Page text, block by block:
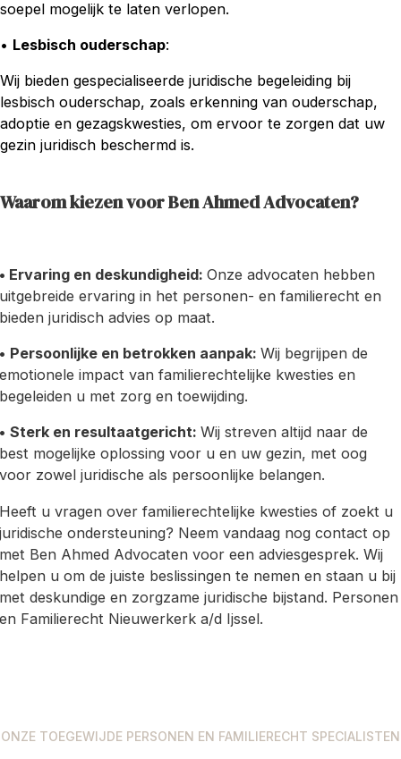
soepel mogelijk te laten verlopen.
• Lesbisch ouderschap:
Wij bieden gespecialiseerde juridische begeleiding bij
lesbisch ouderschap, zoals erkenning van ouderschap,
adoptie en gezagskwesties, om ervoor te zorgen dat uw
gezin juridisch beschermd is.
Waarom kiezen voor Ben Ahmed Advocaten?
• Ervaring en deskundigheid: Onze advocaten hebben
uitgebreide ervaring in het personen- en familierecht en
bieden juridisch advies op maat.
• Persoonlijke en betrokken aanpak: Wij begrijpen de
emotionele impact van familierechtelijke kwesties en
begeleiden u met zorg en toewijding.
• Sterk en resultaatgericht: Wij streven altijd naar de
best mogelijke oplossing voor u en uw gezin, met oog
voor zowel juridische als persoonlijke belangen.
Heeft u vragen over familierechtelijke kwesties of zoekt u
juridische ondersteuning? Neem vandaag nog contact op
met Ben Ahmed Advocaten voor een adviesgesprek. Wij
helpen u om de juiste beslissingen te nemen en staan u bij
met deskundige en zorgzame juridische bijstand. Personen
en Familierecht Nieuwerkerk a/d Ijssel.
ONZE TOEGEWIJDE PERSONEN EN FAMILIERECHT SPECIALISTEN